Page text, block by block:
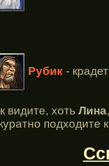
Рубик -
видите, хотьЛина
подходите